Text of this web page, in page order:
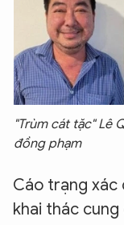
"Trùm cát tặc" Lê
đồng phạm
Cáo trạng xác
khai thác